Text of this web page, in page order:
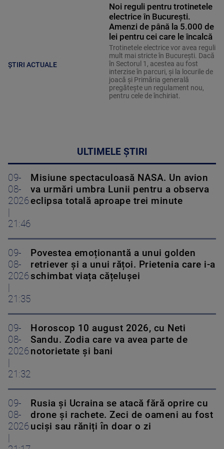
ȘTIRI ACTUALE
Noi reguli pentru trotinetele
electrice în București.
Amenzi de până la 5.000 de
lei pentru cei care le încalcă
Trotinetele electrice vor avea reguli
mult mai stricte în București. Dacă
în Sectorul 1, acestea au fost
interzise în parcuri, și la locurile de
joacă și Primăria generală
pregătește un regulament nou,
pentru cele de închiriat.
ULTIMELE ȘTIRI
09-
08-
2026
21:46
Misiune spectaculoasă NASA. Un avion
va urmări umbra Lunii pentru a observa
eclipsa totală aproape trei minute
09-
08-
2026
21:35
Povestea emoționantă a unui golden
retriever și a unui rățoi. Prietenia care i-a
schimbat viața cățelușei
09-
08-
2026
21:32
Horoscop 10 august 2026, cu Neti
Sandu. Zodia care va avea parte de
notorietate și bani
09-
08-
2026
Rusia și Ucraina se atacă fără oprire cu
drone și rachete. Zeci de oameni au fost
uciși sau răniți în doar o zi